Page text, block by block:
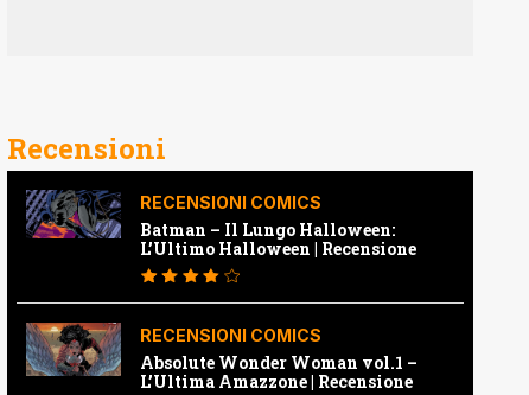
Recensioni
RECENSIONI COMICS
Batman – Il Lungo Halloween:
L’Ultimo Halloween | Recensione
RECENSIONI COMICS
Absolute Wonder Woman vol.1 –
L’Ultima Amazzone | Recensione